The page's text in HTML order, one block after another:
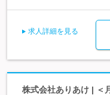
求人詳細を見る
株式会社ありあけ | ＜